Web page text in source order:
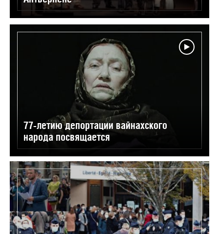
77-летию депортации вайнахского
народа посвящается